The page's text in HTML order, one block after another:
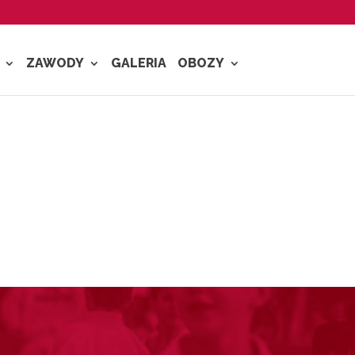
ZAWODY GALERIA OBOZY